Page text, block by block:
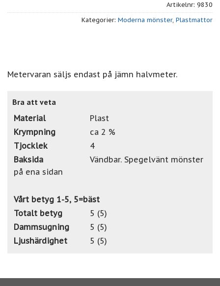
Artikelnr: 9830
Kategorier: Moderna mönster, Plastmattor
Metervaran säljs endast på jämn halvmeter.
Bra att veta
Material
Plast
Krympning
ca 2 %
Tjocklek
4
Baksida
Vändbar. Spegelvänt mönster
på ena sidan
Vårt betyg 1-5, 5=bäst
Totalt betyg
5 (5)
Dammsugning
5 (5)
Ljushärdighet
5 (5)